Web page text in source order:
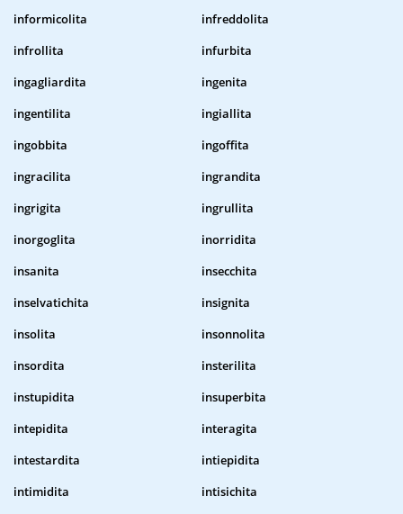
informicolita
infreddolita
infrollita
infurbita
ingagliardita
ingenita
ingentilita
ingiallita
ingobbita
ingoffita
ingracilita
ingrandita
ingrigita
ingrullita
inorgoglita
inorridita
insanita
insecchita
inselvatichita
insignita
insolita
insonnolita
insordita
insterilita
instupidita
insuperbita
intepidita
interagita
intestardita
intiepidita
intimidita
intisichita